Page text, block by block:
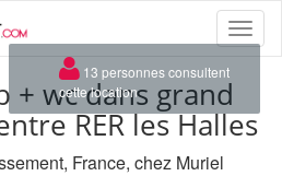
Toggle
+ wc dans grand
RER les Halles
France, chez Muriel